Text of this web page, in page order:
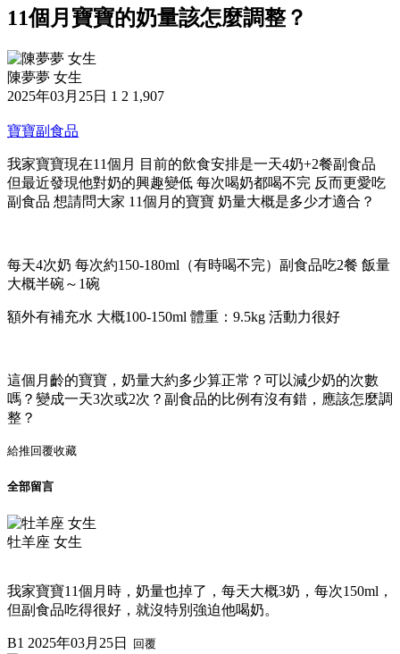
11個月寶寶的奶量該怎麼調整？
陳夢夢 女生
2025年03月25日 1 2 1,907
寶寶副食品
我家寶寶現在11個月 目前的飲食安排是一天4奶+2餐副食品
但最近發現他對奶的興趣變低 每次喝奶都喝不完 反而更愛吃
副食品 想請問大家 11個月的寶寶 奶量大概是多少才適合？
每天4次奶 每次約150-180ml（有時喝不完）副食品吃2餐 飯量
大概半碗～1碗
額外有補充水 大概100-150ml 體重：9.5kg 活動力很好
這個月齡的寶寶，奶量大約多少算正常？可以減少奶的次數
嗎？變成一天3次或2次？副食品的比例有沒有錯，應該怎麼調
整？
給推回覆收藏
全部留言
牡羊座 女生
我家寶寶11個月時，奶量也掉了，每天大概3奶，每次150ml，
但副食品吃得很好，就沒特別強迫他喝奶。
B1 2025年03月25日 回覆